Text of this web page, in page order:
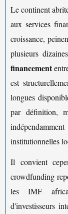
Le continent
aux services
croissance,
plusieurs
financement
est
longues
par définition,
institutionnelles
Il convient
crowdfunding
les IMF
d'investisseurs